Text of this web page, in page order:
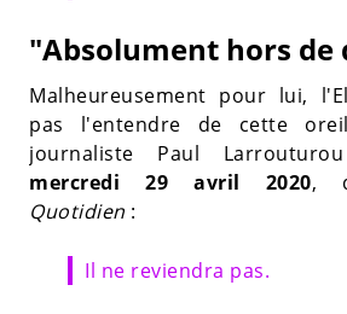
"Absolument hors de
Malheureusement pour lui,
pas l'entendre de cette
journaliste Paul
mercredi 29 avril 2020,
Quotidien :
Il ne reviendra pas.